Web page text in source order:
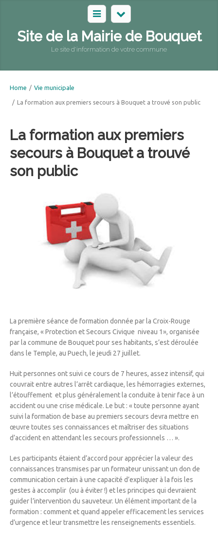
Site de la Mairie de Bouquet
Le site d'information de votre commune
Home / Vie municipale
/ La formation aux premiers secours à Bouquet a trouvé son public
La formation aux premiers
secours à Bouquet a trouvé
son public
La première séance de formation donnée par la Croix-Rouge
française, « Protection et Secours Civique niveau 1», organisée
par la commune de Bouquet pour ses habitants, s’est déroulée
dans le Temple, au Puech, le jeudi 27 juillet.
Huit personnes ont suivi ce cours de 7 heures, assez intensif, qui
couvrait entre autres l’arrêt cardiaque, les hémorragies externes,
l’étouffement et plus généralement la conduite à tenir face à un
accident ou une crise médicale. Le but : « toute personne ayant
suivi la formation de base au premiers secours devra mettre en
œuvre toutes ses connaissances et maîtriser des situations
d’accident en attendant les secours professionnels … ».
Les participants étaient d’accord pour apprécier la valeur des
connaissances transmises par un formateur unissant un don de
communication certain à une capacité d’expliquer à la fois les
gestes à accomplir (ou à éviter !) et les principes qui devraient
guider l’intervention du sauveteur. Un élément important de la
formation : comment et quand appeler efficacement les services
d’urgence et leur transmettre les renseignements essentiels.